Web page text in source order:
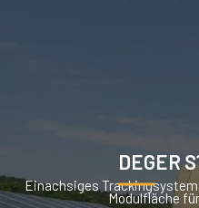
DEGER
Einachsiges Trackingsystem
Modulfläche